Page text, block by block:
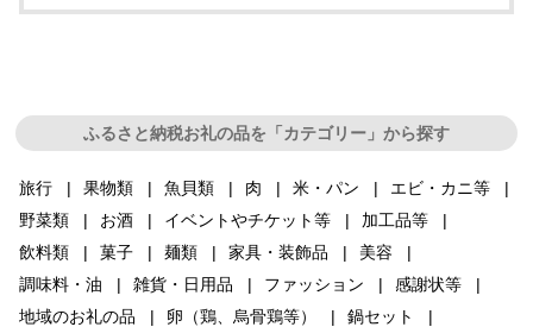
ふるさと納税お礼の品を「カテゴリー」から探す
旅行 果物類 魚貝類 肉 米・パン
エビ・カニ等
野菜類
お酒 イベントやチケット等
加工品等
飲料類
菓子 麺類 家具・装飾品
美容
調味料・油
雑貨・日用品 ファッション
感謝状等
地域のお礼の品
卵（鶏、烏骨鶏等）
鍋セット